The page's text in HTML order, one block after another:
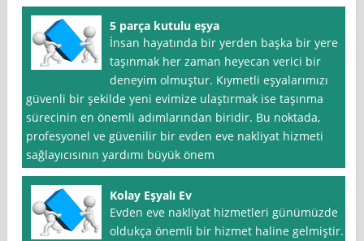
5 parça kutulu eşya
İnsan hayatında bir yerden başka bir yere
taşınmak her zaman heyecan verici bir
deneyim olmuştur. Kıymetli eşyalarımızı
güvenli bir şekilde yeni evimize ulaştırmak ise taşınma
sürecinin en önemli adımlarından biridir. Bu noktada,
profesyonel ve güvenilir bir evden eve nakliyat hizmeti
sağlayıcısının yardımı büyük önem
Kolay Eşyalı Ev
Evden eve nakliyat hizmetleri günümüzde
oldukça önemli bir hizmet haline gelmiştir.